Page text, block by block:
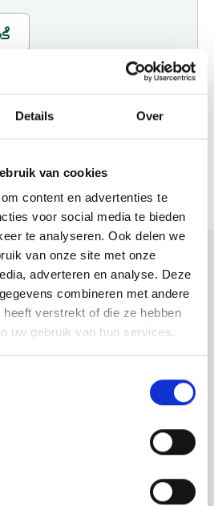
Details Over
van cookies
content en advertenties te
voor social media te bieden
te analyseren. Ook delen we
van onze site met onze
adverteren en analyse. Deze
combineren met andere
verstrekt of die ze hebben
uw gebruik van hun services.
Bekijk de andere websites om te
nog meer te bieden heeft.